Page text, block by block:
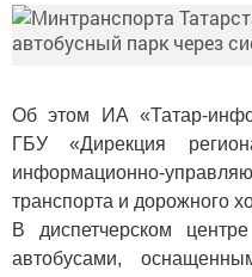
Об этом ИА «Татар-
ГБУ «Дирекция
информационно-
транспорта и дорожного
В диспетчерском
автобусами,